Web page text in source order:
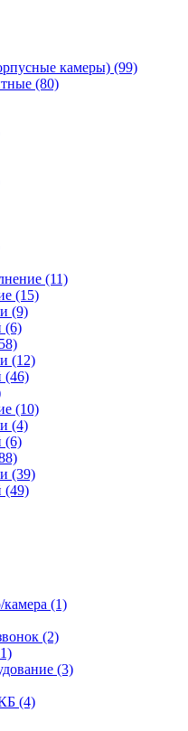
камеры) (99)
(80)
(11)
(15)
(9)
(6)
(12)
(46)
(10)
(4)
(6)
(39)
(49)
(1)
(2)
(3)
(4)